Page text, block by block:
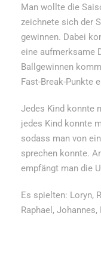
Man wollte die
zeichnete sich der
gewinnen. Dabei
eine aufmerksame
Ballgewinnen
Fast-Break-Punkte
Jedes Kind konnte
jedes Kind konnte
sodass man von
sprechen konnte.
empfängt man die
Es spielten: Loryn,
Raphael,